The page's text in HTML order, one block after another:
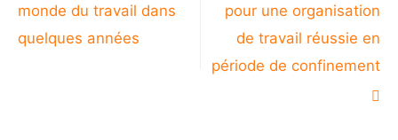
monde du travail dans
quelques années
pour une organisation
de travail réussie en
période de confinement